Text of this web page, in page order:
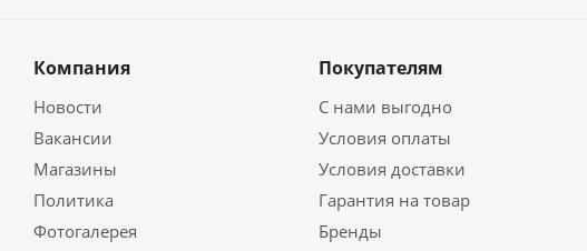
Компания
Новости
Вакансии
Магазины
Политика
Фотогалерея
Покупателям
С нами выгодно
Условия оплаты
Условия доставки
Гарантия на товар
Бренды